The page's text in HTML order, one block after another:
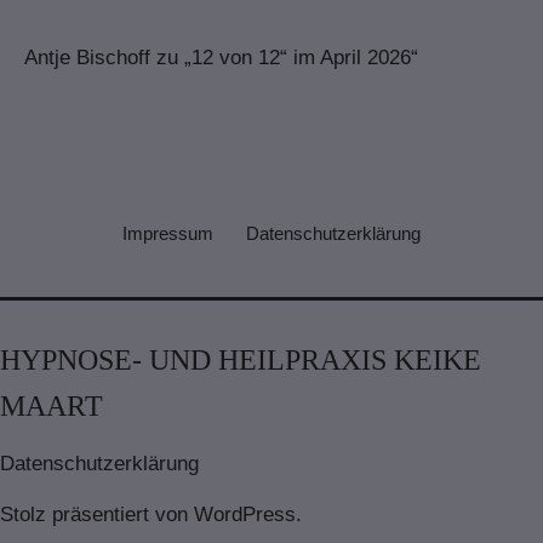
Antje Bischoff zu „12 von 12“ im April 2026“
Impressum Datenschutzerklärung
HYPNOSE- UND HEILPRAXIS KEIKE
MAART
Datenschutzerklärung
Stolz präsentiert von WordPress.